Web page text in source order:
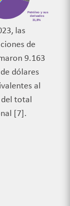
las
de
9.163
dólares
al
del total
[7].